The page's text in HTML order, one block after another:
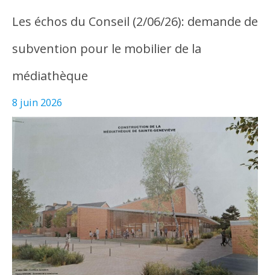
Les échos du Conseil (2/06/26): demande de
subvention pour le mobilier de la
médiathèque
8 juin 2026